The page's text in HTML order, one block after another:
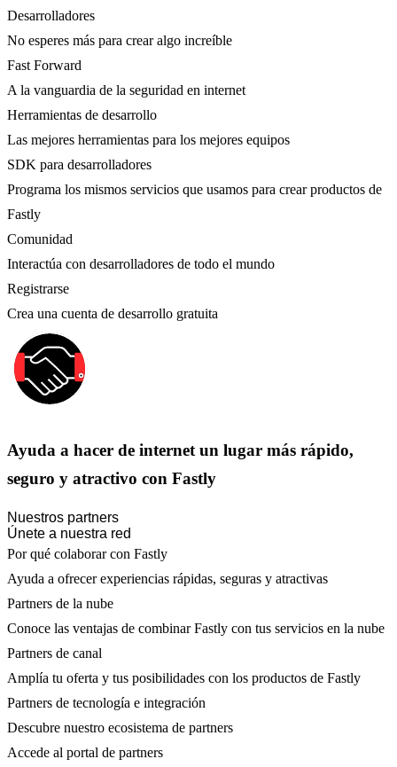
Desarrolladores
No esperes más para crear algo increíble
Fast Forward
A la vanguardia de la seguridad en internet
Herramientas de desarrollo
Las mejores herramientas para los mejores equipos
SDK para desarrolladores
Programa los mismos servicios que usamos para crear productos de
Fastly
Comunidad
Interactúa con desarrolladores de todo el mundo
Registrarse
Crea una cuenta de desarrollo gratuita
Ayuda a hacer de internet un lugar más rápido,
seguro y atractivo con Fastly
Nuestros partners
Únete a nuestra red
Por qué colaborar con Fastly
Ayuda a ofrecer experiencias rápidas, seguras y atractivas
Partners de la nube
Conoce las ventajas de combinar Fastly con tus servicios en la nube
Partners de canal
Amplía tu oferta y tus posibilidades con los productos de Fastly
Partners de tecnología e integración
Descubre nuestro ecosistema de partners
Accede al portal de partners